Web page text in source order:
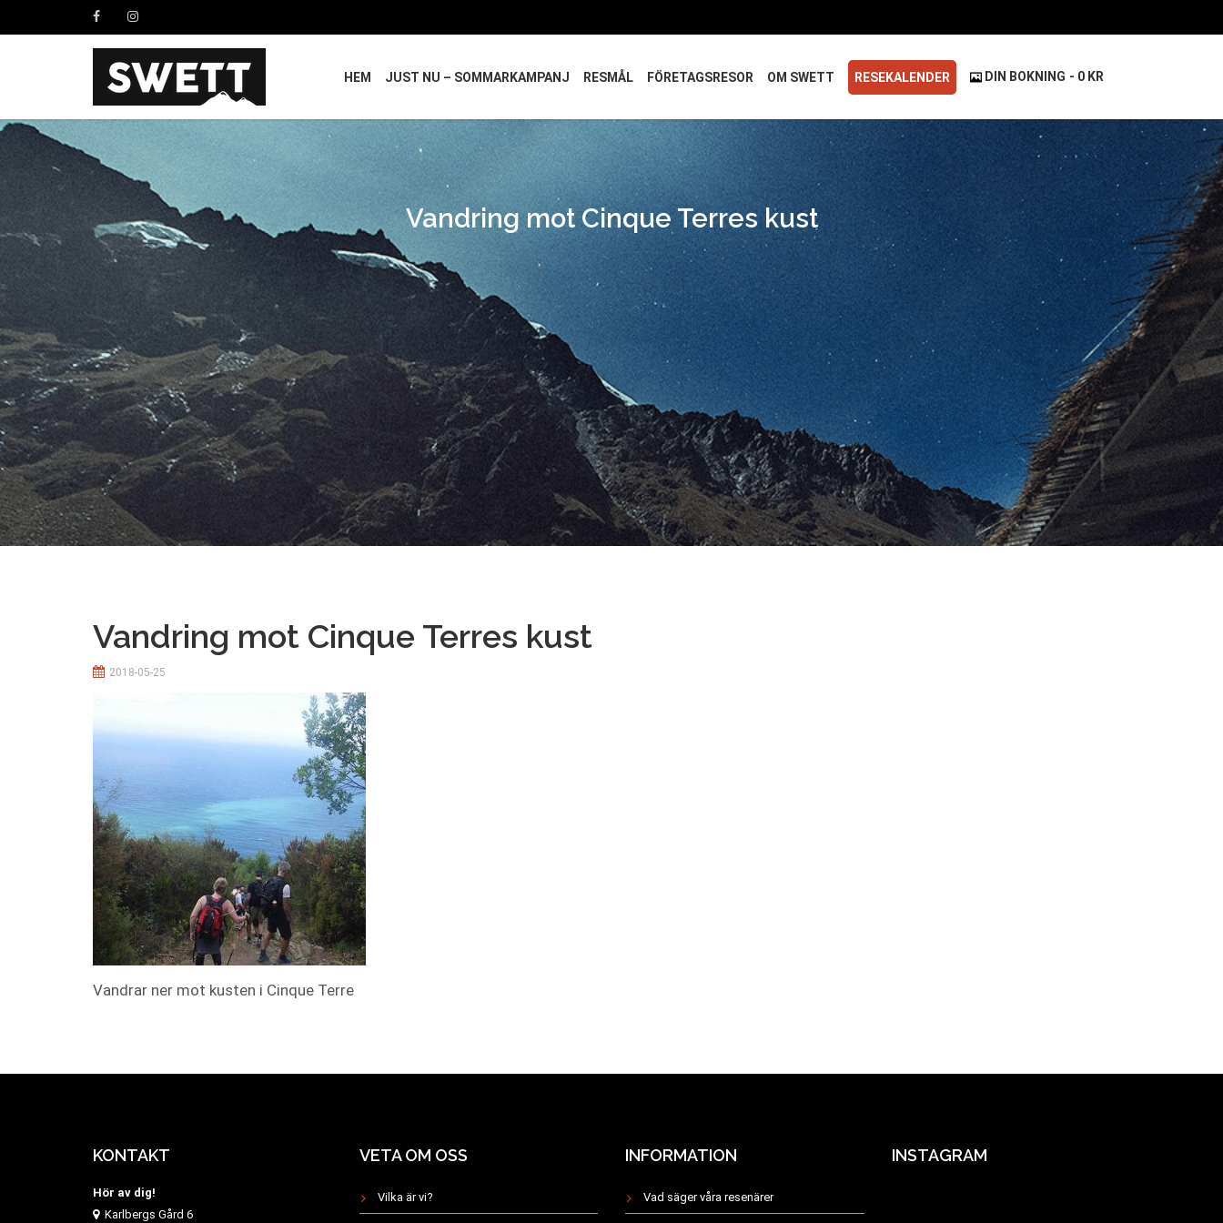
HEM JUST NU – SOMMARKAMPANJ RESMÅL FÖRETAGSRESOR OM SWETT RESEKALENDER DIN BOKNING 0 KR
Vandring mot Cinque Terres kust
Vandring mot Cinque Terres kust
2018-05-25
Vandrar ner mot kusten i Cinque Terre
KONTAKT
Hör av dig!
Karlbergs Gård 6
VETA OM OSS
Vilka är vi?
INFORMATION
Vad säger våra resenärer
INSTAGRAM